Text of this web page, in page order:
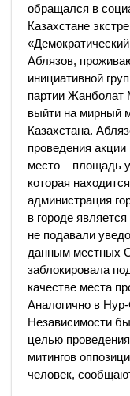
обращался в
Казахстане
Аблязов,
инициативной
партии Жанболат
выйти на мирный
Казахстана.
проведения
место – площадь
которая
администрация
в городе
не подавали
данным местных
заблокировала
качестве места
Аналогично в
Независимости
целью
митингов
человек,